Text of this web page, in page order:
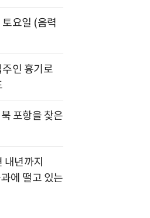
요일 (음력
인 흉기로
포항을 찾은
내년까지
에 떨고 있는